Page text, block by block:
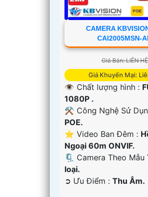
CAMERA
CAI2005MSN-
Giá Bán: LIÊN HỆ
Giá Khuyến Mại:
👁 Chất lượng hình :
1080P .
⚒ Công Nghệ Sử
POE.
⭐ Video Ban Đêm :
Ngoại 60m ONVIF.
🗜️ Camera Theo Mẫu
loại.
️➲ Ưu Điểm : Thu Âm.